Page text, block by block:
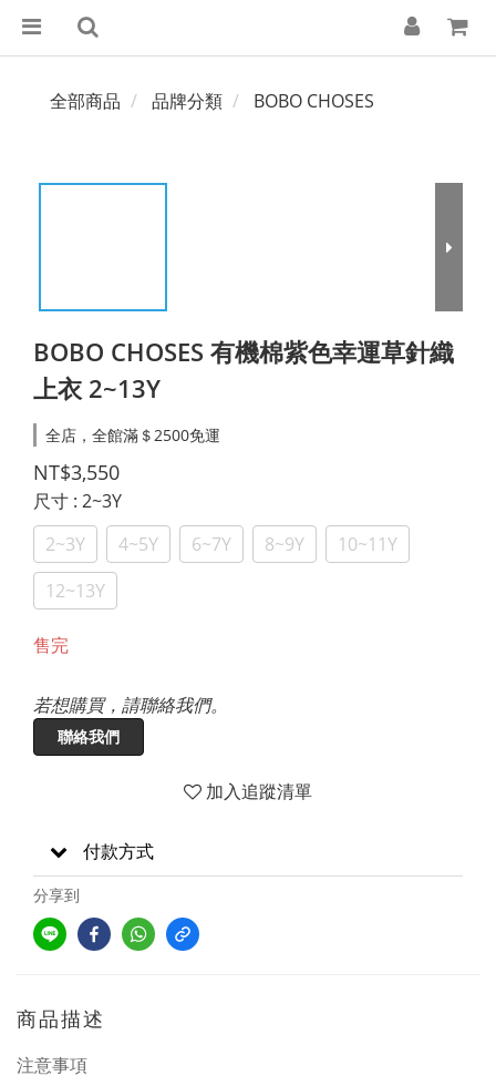
全部商品 品牌分類 BOBO CHOSES
BOBO CHOSES 有機棉紫色幸運草針織
上衣 2~13Y
全店，全館滿＄2500免運
NT$3,550
尺寸 : 2~3Y
2~3Y
4~5Y 6~7Y 8~9Y
10~11Y
12~13Y
售完
若想購買，請聯絡我們。
聯絡我們
加入追蹤清單
付款方式
分享到
商品描述
注意事項